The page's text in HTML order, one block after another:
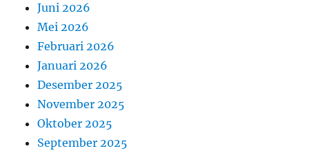
Juni 2026
Mei 2026
Februari 2026
Januari 2026
Desember 2025
November 2025
Oktober 2025
September 2025